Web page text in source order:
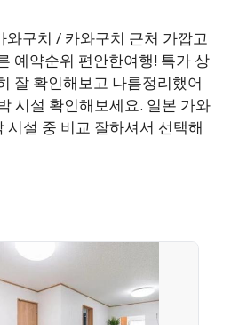
구치 / 카와구치 근처 가깝고
예약순위 편안한여행! 특가 상
잘 확인해보고 나름정리했어
시설 확인해보세요. 일본 가와
시설 중 비교 잘하셔서 선택해